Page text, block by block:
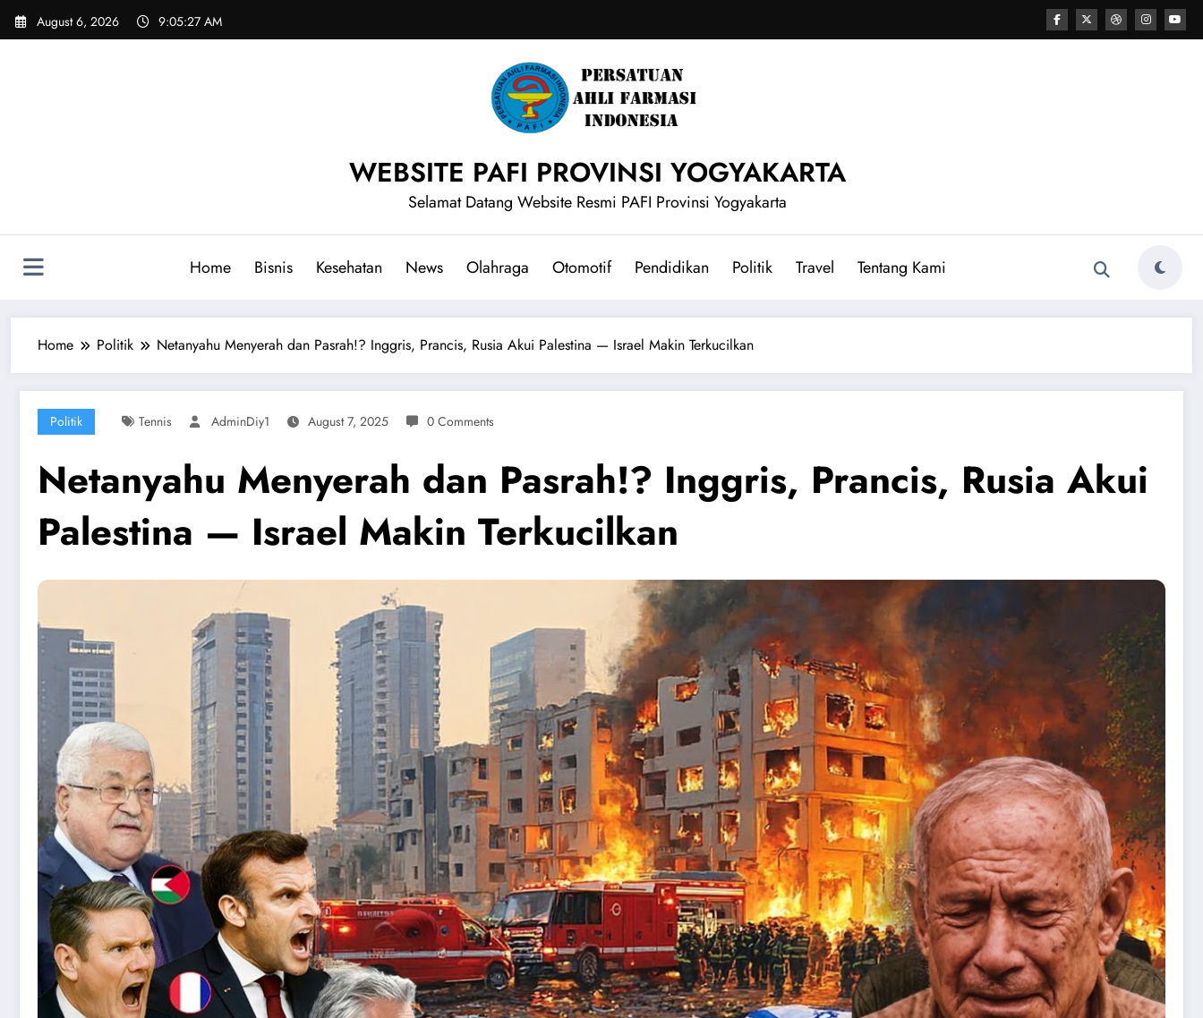
Skip
August 6, 2026 9:05:29 AM
WEBSITE PAFI PROVINSI YOGYAKARTA
Selamat Datang Website Resmi PAFI Provinsi Yogyakarta
Home Bisnis Kesehatan News Olahraga Otomotif Pendidikan Politik Travel Tentang Kami
Home Politik Netanyahu Menyerah dan Pasrah!? Inggris, Prancis, Rusia Akui Palestina — Israel Makin Terkucilkan
Politik Tennis AdminDiy1 August 7, 2025 0 Comments
Netanyahu Menyerah dan Pasrah!? Inggris, Prancis, Rusia Akui
Palestina — Israel Makin Terkucilkan